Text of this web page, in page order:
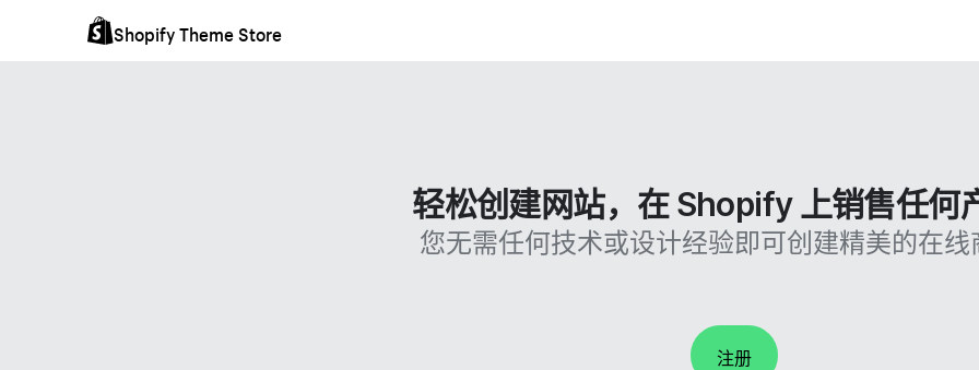
Shopify Theme Store
轻松创建网站，在 Shopify 上销售任何
您无需任何技术或设计经验即可创建精美的在线
注册